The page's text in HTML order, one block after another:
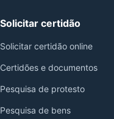
Solicitar certidão
Solicitar certidão online
Certidões e documentos
Pesquisa de protesto
Pesquisa de bens